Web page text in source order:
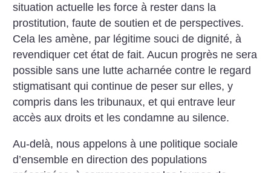
situation actuelle les force à rester dans la
prostitution, faute de soutien et de perspectives.
Cela les amène, par légitime souci de dignité, à
revendiquer cet état de fait. Aucun progrès ne sera
possible sans une lutte acharnée contre le regard
stigmatisant qui continue de peser sur elles, y
compris dans les tribunaux, et qui entrave leur
accès aux droits et les condamne au silence.
Au-delà, nous appelons à une politique sociale
d’ensemble en direction des populations